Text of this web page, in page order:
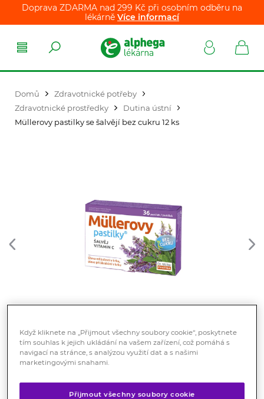
Doprava ZDARMA nad 299 Kč při osobním odběru na
lékárně Více informací
Domů
Zdravotnické potřeby
Zdravotnické prostředky
Dutina ústní
Müllerovy pastilky se šalvějí bez cukru 12 ks
Müllerovy pastilky se šalvějí bez
cukru 12 ks
Když kliknete na „Přijmout všechny soubory cookie“, poskytnete
tím souhlas k jejich ukládání na vašem zařízení, což pomáhá s
navigací na stránce, s analýzou využití dat a s našimi
marketingovými snahami.
Přijmout všechny soubory cookie